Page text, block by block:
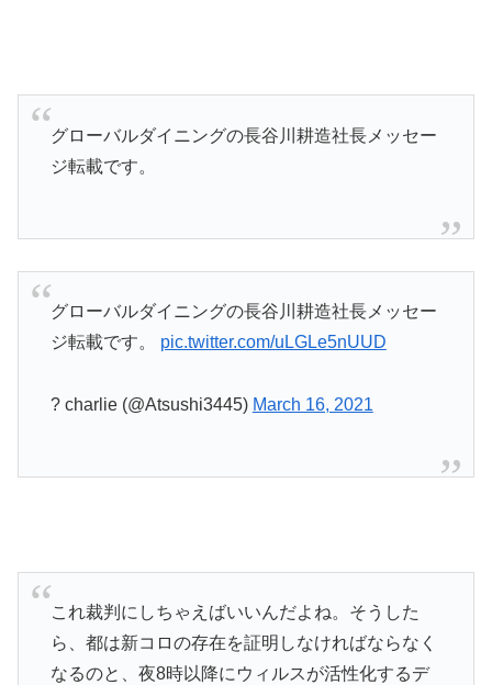
グローバルダイニングの長谷川耕造社長メッセー
ジ転載です。
グローバルダイニングの長谷川耕造社長メッセー
ジ転載です。 pic.twitter.com/uLGLe5nUUD
? charlie (@Atsushi3445) March 16, 2021
これ裁判にしちゃえばいいんだよね。そうした
ら、都は新コロの存在を証明しなければならなく
なるのと、夜8時以降にウィルスが活性化するデ